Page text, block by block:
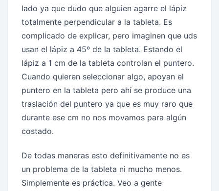
lado ya que dudo que alguien agarre el lápiz
totalmente perpendicular a la tableta. Es
complicado de explicar, pero imaginen que uds
usan el lápiz a 45º de la tableta. Estando el
lápiz a 1 cm de la tableta controlan el puntero.
Cuando quieren seleccionar algo, apoyan el
puntero en la tableta pero ahí se produce una
traslación del puntero ya que es muy raro que
durante ese cm no nos movamos para algún
costado.
De todas maneras esto definitivamente no es
un problema de la tableta ni mucho menos.
Simplemente es práctica. Veo a gente